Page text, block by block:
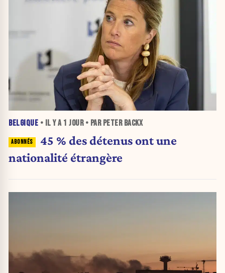
BELGIQUE • IL Y A 1 JOUR• PAR PETER BACKX
45 % des détenus ont une
nationalité étrangère